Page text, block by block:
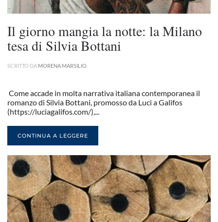
Il giorno mangia la notte: la Milano
tesa di Silvia Bottani
SCRITTO DA MORENA MARSILIO
Come accade in molta narrativa italiana contemporanea il
romanzo di Silvia Bottani, promosso da Luci a Galifos
(https://luciagalifos.com/),...
CONTINUA A LEGGERE